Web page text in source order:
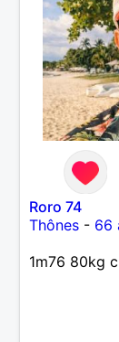
Roro 74
Thônes- 66
1m76 80kg